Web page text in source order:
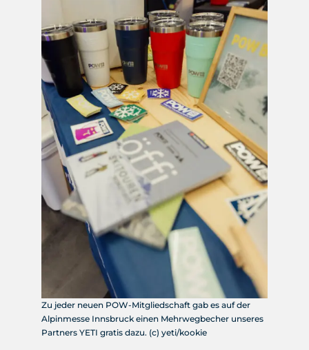
Zu jeder neuen POW-Mitgliedschaft gab es auf der
Alpinmesse Innsbruck einen Mehrwegbecher unseres
Partners YETI gratis dazu. (c) yeti/kookie